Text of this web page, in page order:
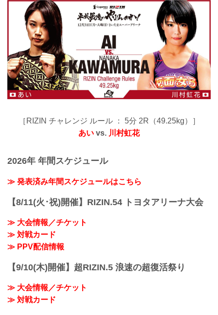
［RIZIN チャレンジ ルール ： 5分 2R（49.25kg）］
あい vs. 川村虹花
2026年 年間スケジュール
≫ 発表済み年間スケジュールはこちら
【8/11(火･祝)開催】RIZIN.54 トヨタアリーナ大会
≫ 大会情報／チケット
≫ 対戦カード
≫ PPV配信情報
【9/10(木)開催】超RIZIN.5 浪速の超復活祭り
≫ 大会情報／チケット
≫ 対戦カード